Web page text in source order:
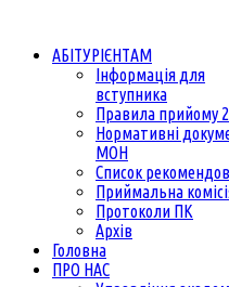
АБІТУРІЄНТАМ
Інформація для
вступника
Правила прийому
Нормативні
МОН
Список
Приймальна
Протоколи ПК
Архів
Головна
ПРО НАС